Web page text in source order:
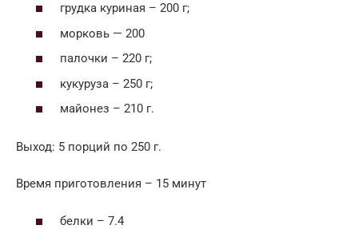
грудка куриная – 200 г;
морковь — 200
палочки – 220 г;
кукуруза – 250 г;
майонез – 210 г.
Выход: 5 порций по 250 г.
Время приготовления – 15 минут
белки – 7.4